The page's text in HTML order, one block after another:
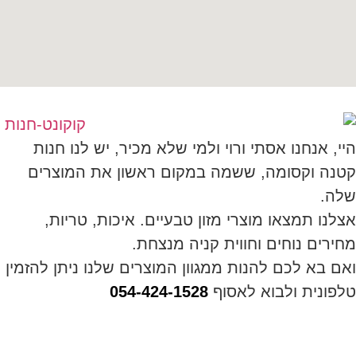
היי, אנחנו אסתי ורוי ולמי שלא מכיר, יש לנו חנות
קטנה וקסומה, ששמה במקום ראשון את המוצרים
שלה.
אצלנו תמצאו מוצרי מזון טבעיים. איכות, טריות,
מחירים נוחים וחווית קניה מנצחת.
ואם בא לכם להנות ממגוון המוצרים שלנו ניתן להזמין
טלפונית ולבוא לאסוף 054-424-1528